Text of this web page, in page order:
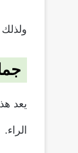
يعد
الراء.